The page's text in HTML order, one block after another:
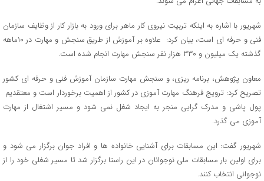
شهریور با اشاره به اینکه تربیت نیروی کار ماهر برای ورود به بازار کار از وظایف سازمان
فنی و حرفه ای است، بیان کرد: علاوه بر آموزش از طریق سنجش و مهارت در ۱۰ماهه
گذشته یک میلیون و ۳۳۰ هزار نفر سنجش مهارت انجام شده است.
معاون پژوهش، برنامه ریزی، و سنجش مهارت سازمان آموزش فنی و حرفه ای کشور
تصریح کرد: ترویج فرهنگ مهارت آموزی در کشور از اهمیت برخوردار است و معتقدیم
پول پاشی و مدرک گرایی منجر به ایجاد شغل نمی شود و مسیر اشتغال از مهارت
آموزی می گذرد.
شهریور گفت: این مسابقات برای آشنایی خانواده ها و افراد جوان برگزار می شود و
برای اولین بار مسابقات ملی نوجوانان در این راستا برگزار شد تا مسیر شغلی خود را از
نوجوانی انتخاب کنند.